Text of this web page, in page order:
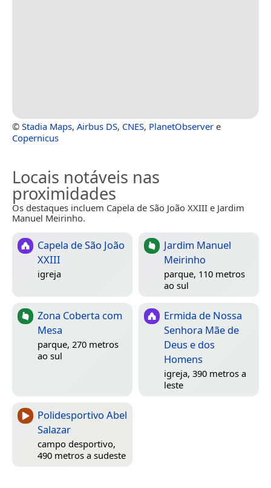
© Stadia Maps, Airbus DS, CNES, PlanetObserver e
Copernicus
Locais notáveis nas
proximidades
Os destaques incluem Capela de São João XXIII e Jardim
Manuel Meirinho.
Capela de São João
XXIII
igreja
Jardim Manuel
Meirinho
parque, 110 metros
ao sul
Zona Coberta com
Mesa
parque, 270 metros
ao sul
Ermida de Nossa
Senhora Mãe de
Deus e dos
Homens
igreja, 390 metros a
leste
Polidesportivo Abel
Salazar
campo desportivo,
490 metros a sudeste